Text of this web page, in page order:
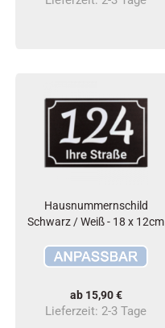
Hausnummernschild
Schwarz / Weiß - 18 x 12cm
ab 15,90 €
Lieferzeit: 2-3 Tage